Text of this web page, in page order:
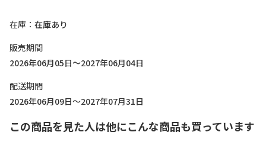
在庫
在庫あり
販売期間
2026年06月05日～2027年06月04日
配送期間
2026年06月09日～2027年07月31日
この商品を見た人は他にこんな商品も買っています